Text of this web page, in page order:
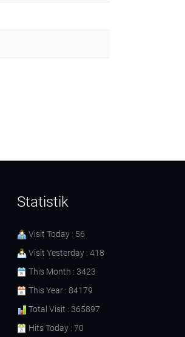
Statistik
Visit Today : 56
Visit Yesterday : 418
This Month : 3423
This Year : 84179
Total Visit : 365897
Hits Today : 70